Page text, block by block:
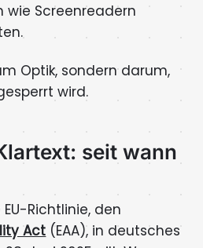
wie Screenreadern
Optik, sondern darum,
wird.
seit wann
EU-Richtlinie, den
Act (EAA), in deutsches